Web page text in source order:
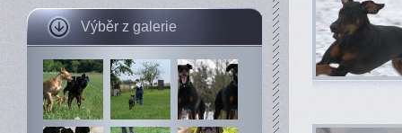
Výběr z galerie